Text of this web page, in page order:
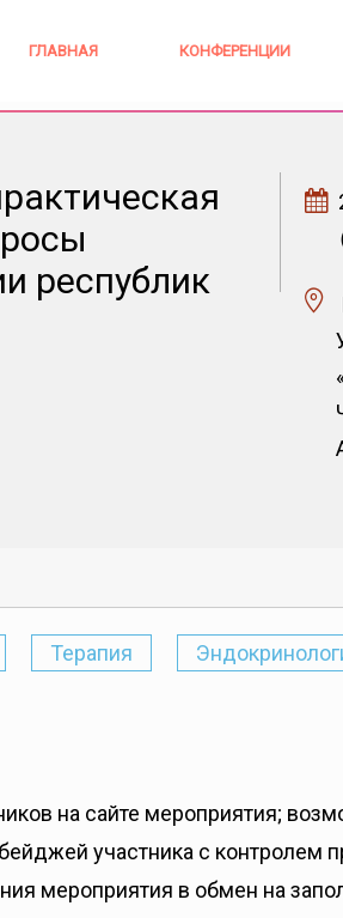
ГЛАВНАЯ КОНФЕРЕНЦИИ
республик
Терапия
на сайте мероприятия;
участника с контролем
мероприятия в обмен на